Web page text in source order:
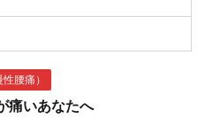
腰痛）
痛いあなたへ